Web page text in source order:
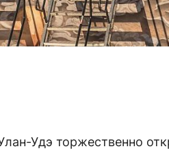
Удэ торжественно